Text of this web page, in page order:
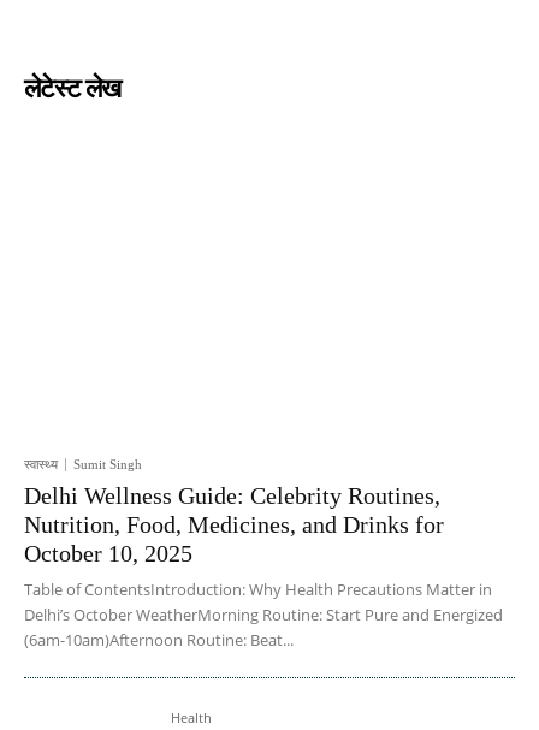
लेटेस्ट लेख
स्वास्थ्य Sumit Singh
Delhi Wellness Guide: Celebrity Routines,
Nutrition, Food, Medicines, and Drinks for
October 10, 2025
Table of ContentsIntroduction: Why Health Precautions Matter in
Delhi’s October WeatherMorning Routine: Start Pure and Energized
(6am-10am)Afternoon Routine: Beat...
Health